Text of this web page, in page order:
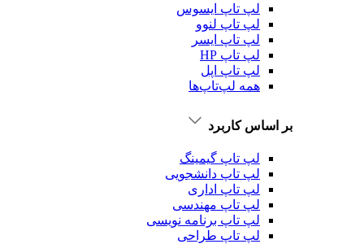
لپ تاپ ایسوس
لپ تاپ لنوو
لپ تاپ ایسر
لپ تاپ HP
لپ تاپ اپل
همه لپ‌تاپ‌ها
بر اساس کاربرد
لپ تاپ گیمینگ
لپ تاپ دانشجویی
لپ تاپ اداری
لپ تاپ مهندسی
لپ تاپ برنامه نویسی
لپ تاپ طراحی